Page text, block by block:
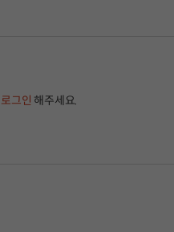
로그인 해주세요.